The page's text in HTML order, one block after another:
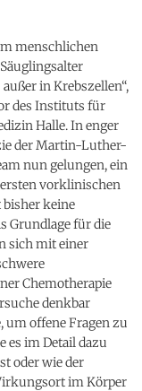
menschlichen
in Krebszellen“,
des Instituts für
Halle. In enger
der Martin-Luther-
nun gelungen, ein
vorklinischen
keine
Grundlage für die
sich mit einer
Chemotherapie
denkbar
um offene Fragen zu
es im Detail dazu
oder wie der
im Körper